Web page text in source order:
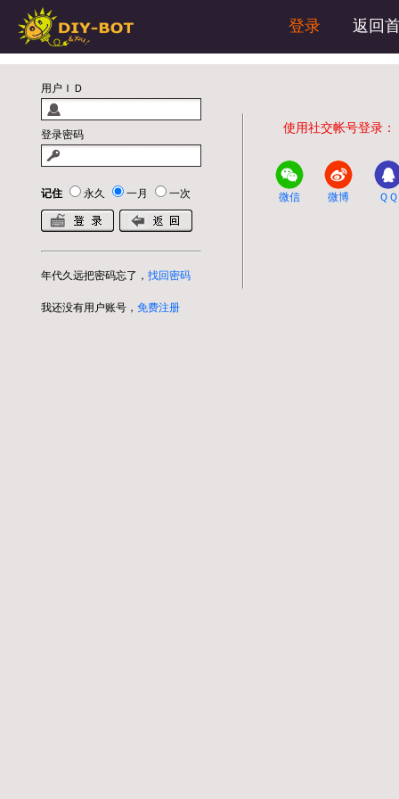
登录 返回
用户ＩＤ
登录密码
记住 永久 一月 一次
年代久远把密码忘了， 找回密码
我还没有用户账号， 免费注册
使用社交帐号登录：
微信 微博 ＱＱ